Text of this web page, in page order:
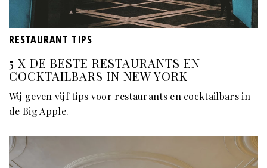
RESTAURANT TIPS
5 X DE BESTE RESTAURANTS EN
COCKTAILBARS IN NEW YORK
Wij geven vijf tips voor restaurants en cocktailbars in
de Big Apple.